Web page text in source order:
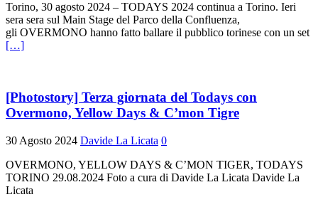
Torino, 30 agosto 2024 – TODAYS 2024 continua a Torino. Ieri
sera sera sul Main Stage del Parco della Confluenza,
gli OVERMONO hanno fatto ballare il pubblico torinese con un set
[…]
[Photostory] Terza giornata del Todays con
Overmono, Yellow Days & C’mon Tigre
30 Agosto 2024 Davide La Licata 0
OVERMONO, YELLOW DAYS & C’MON TIGER, TODAYS
TORINO 29.08.2024 Foto a cura di Davide La Licata Davide La
Licata